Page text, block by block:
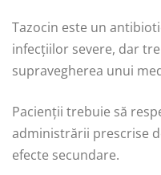
Tazocin este un
infecțiilor severe, dar
supravegherea unui
Pacienții trebuie să
administrării prescrise
efecte secundare.